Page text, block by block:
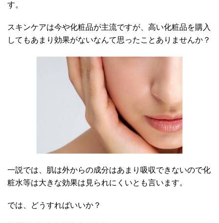
す。
スキンケアは今や化粧品が主流ですが、高い化粧品を購入
してもあまり効果がないなんて思ったことありませんか？
一説では、肌は外からの成分はあまり吸収できないので化
粧水等は大きな効果は見られにくいとも言います。
では、どうすればいいか？